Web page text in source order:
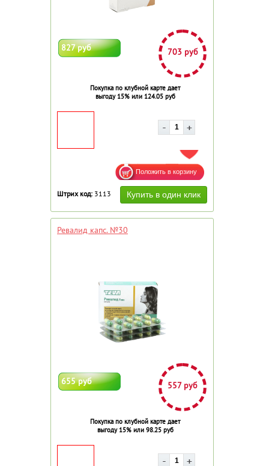
827 руб 703 руб
Покупка по клубной карте дает
выгоду 15% или 124.05 руб
ДОБАВИТЬ В ИЗБРАННОЕ
Штрих код: 3113
Ревалид капс. №30
655 руб 557 руб
Покупка по клубной карте дает
выгоду 15% или 98.25 руб